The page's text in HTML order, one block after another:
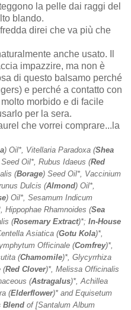
la pelle dai raggi del
blando.
direi che va più che
anche usato. Il
impazzire, ma non è
di questo balsamo perché
e perché a contatto con
morbido e di facile
per la sera.
che vorrei comprare...la
) Oil*, Vitellaria Paradoxa (Shea
Seed Oil*, Rubus Idaeus (Red
(Borage) Seed Oil*, Vaccinium
Dulcis (Almond) Oil*,
) Oil*, Sesamum Indicum
Hippophae Rhamnoides (Sea
(Rosemary Extract)*; In-House
Asiatica (Gotu Kola)*,
Officinale (Comfrey)*,
(Chamomile)*, Glycyrrhiza
(Red Clover)*, Melissa Officinalis
(Astragalus)*, Achillea
(Elderflower)* and Equisetum
Blend of [Santalum Album